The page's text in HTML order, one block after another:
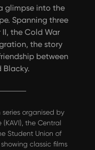
glimpse into the
Spanning three
the Cold War
the story
between
Blacky.
series organised by
the Central
Student Union of
classic films